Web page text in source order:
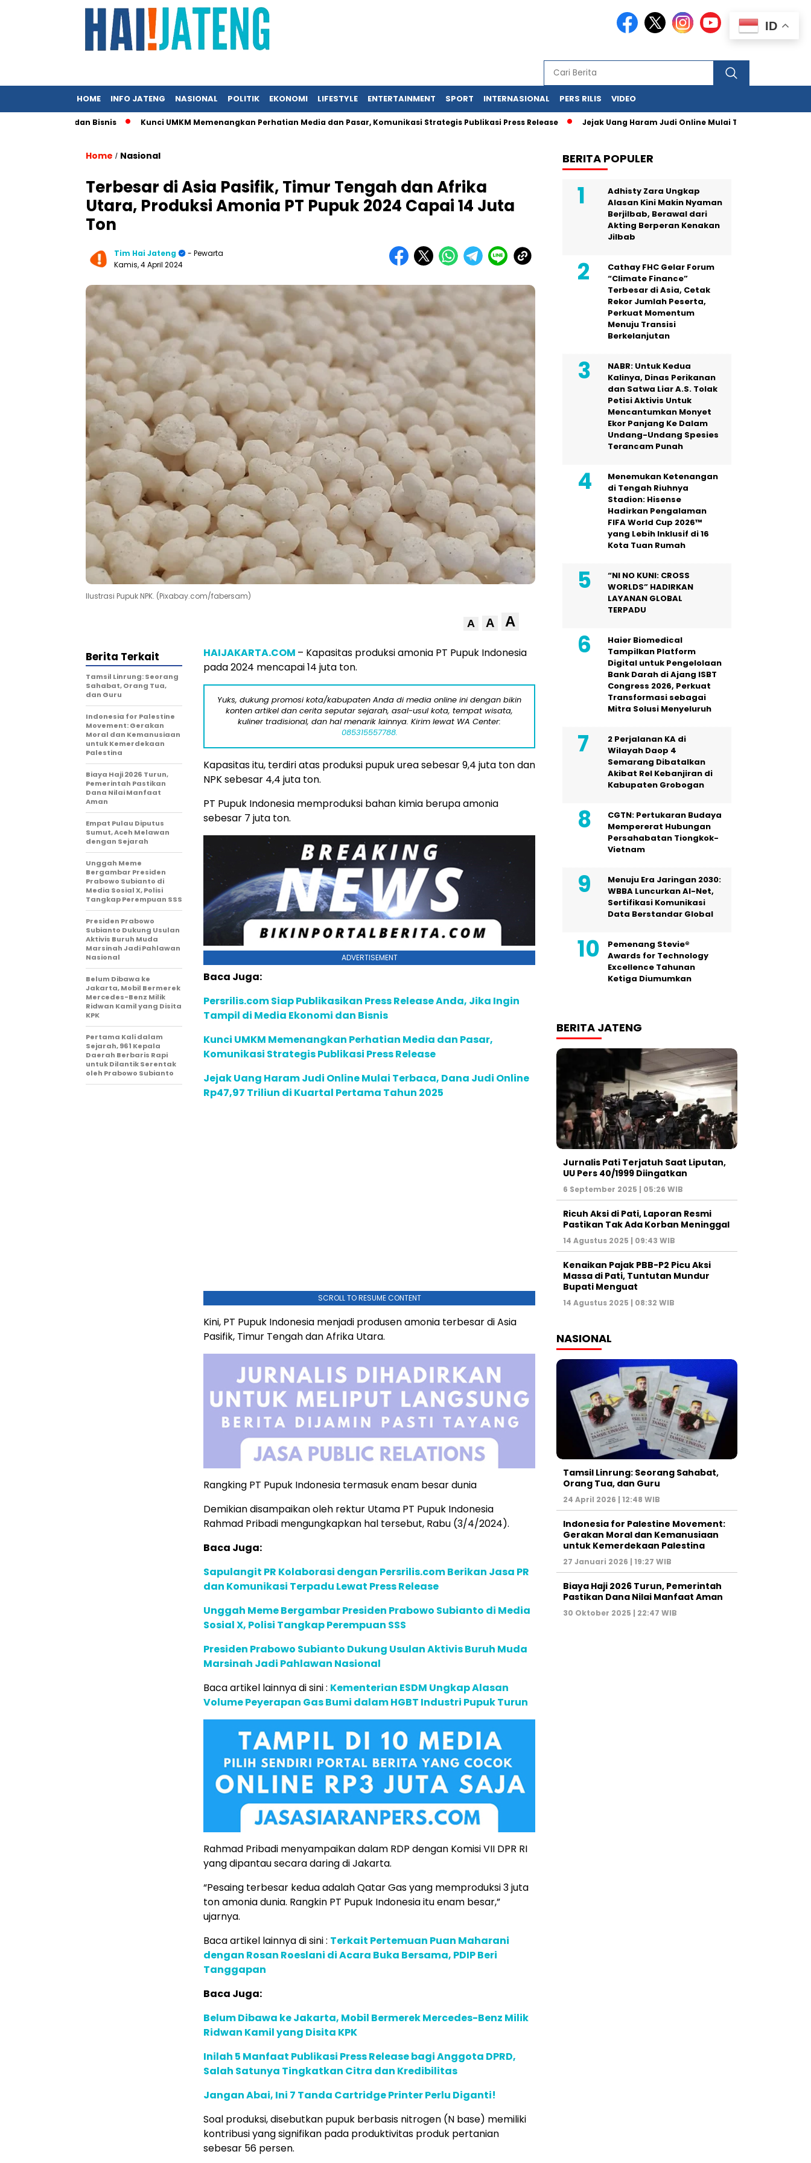
HOME INFO JATENG NASIONAL POLITIK EKONOMI LIFESTYLE ENTERTAINMENT SPORT INTERNASIONAL PERS RILIS VIDEO
dan Bisnis Kunci UMKM Memenangkan Perhatian Media dan Pasar, Komunikasi Strategis Publikasi Press Release Jejak Uang Haram Judi Online Mulai Terbaca, Dana Judi Online
Home / Nasional
Terbesar di Asia Pasifik, Timur Tengah dan Afrika
Utara, Produksi Amonia PT Pupuk 2024 Capai 14 Juta
Ton
Tim Hai Jateng
- Pewarta
Kamis, 4 April 2024
Ilustrasi Pupuk NPK. (Pixabay.com/fabersam)
A A A
HAIJAKARTA.COM – Kapasitas produksi amonia PT Pupuk Indonesia
pada 2024 mencapai 14 juta ton.
Yuks, dukung promosi kota/kabupaten Anda di media online ini dengan bikin
konten artikel dan cerita seputar sejarah, asal-usul kota, tempat wisata,
kuliner tradisional, dan hal menarik lainnya. Kirim lewat WA Center:
085315557788.
Kapasitas itu, terdiri atas produksi pupuk urea sebesar 9,4 juta ton dan
NPK sebesar 4,4 juta ton.
PT Pupuk Indonesia memproduksi bahan kimia berupa amonia
sebesar 7 juta ton.
ADVERTISEMENT
Baca Juga:
Persrilis.com Siap Publikasikan Press Release Anda, Jika Ingin
Tampil di Media Ekonomi dan Bisnis
Kunci UMKM Memenangkan Perhatian Media dan Pasar,
Komunikasi Strategis Publikasi Press Release
Jejak Uang Haram Judi Online Mulai Terbaca, Dana Judi Online
Rp47,97 Triliun di Kuartal Pertama Tahun 2025
SCROLL TO RESUME CONTENT
Kini, PT Pupuk Indonesia menjadi produsen amonia terbesar di Asia
Pasifik, Timur Tengah dan Afrika Utara.
Rangking PT Pupuk Indonesia termasuk enam besar dunia
Demikian disampaikan oleh rektur Utama PT Pupuk Indonesia
Rahmad Pribadi mengungkapkan hal tersebut, Rabu (3/4/2024).
Baca Juga:
Sapulangit PR Kolaborasi dengan Persrilis.com Berikan Jasa PR
dan Komunikasi Terpadu Lewat Press Release
Unggah Meme Bergambar Presiden Prabowo Subianto di Media
Sosial X, Polisi Tangkap Perempuan SSS
Presiden Prabowo Subianto Dukung Usulan Aktivis Buruh Muda
Marsinah Jadi Pahlawan Nasional
Baca artikel lainnya di sini : Kementerian ESDM Ungkap Alasan
Volume Peyerapan Gas Bumi dalam HGBT Industri Pupuk Turun
Rahmad Pribadi menyampaikan dalam RDP dengan Komisi VII DPR RI
yang dipantau secara daring di Jakarta.
“Pesaing terbesar kedua adalah Qatar Gas yang memproduksi 3 juta
ton amonia dunia. Rangkin PT Pupuk Indonesia itu enam besar,”
ujarnya.
Baca artikel lainnya di sini : Terkait Pertemuan Puan Maharani
dengan Rosan Roeslani di Acara Buka Bersama, PDIP Beri
Tanggapan
Baca Juga:
Belum Dibawa ke Jakarta, Mobil Bermerek Mercedes-Benz Milik
Ridwan Kamil yang Disita KPK
Inilah 5 Manfaat Publikasi Press Release bagi Anggota DPRD,
Salah Satunya Tingkatkan Citra dan Kredibilitas
Jangan Abai, Ini 7 Tanda Cartridge Printer Perlu Diganti!
Soal produksi, disebutkan pupuk berbasis nitrogen (N base) memiliki
kontribusi yang signifikan pada produktivitas produk pertanian
sebesar 56 persen.
Berita Terkait
Tamsil Linrung: Seorang
Sahabat, Orang Tua,
dan Guru
Indonesia for Palestine
Movement: Gerakan
Moral dan Kemanusiaan
untuk Kemerdekaan
Palestina
Biaya Haji 2026 Turun,
Pemerintah Pastikan
Dana Nilai Manfaat
Aman
Empat Pulau Diputus
Sumut, Aceh Melawan
dengan Sejarah
Unggah Meme
Bergambar Presiden
Prabowo Subianto di
Media Sosial X, Polisi
Tangkap Perempuan SSS
Presiden Prabowo
Subianto Dukung Usulan
Aktivis Buruh Muda
Marsinah Jadi Pahlawan
Nasional
Belum Dibawa ke
Jakarta, Mobil Bermerek
Mercedes-Benz Milik
Ridwan Kamil yang Disita
KPK
Pertama Kali dalam
Sejarah, 961 Kepala
Daerah Berbaris Rapi
untuk Dilantik Serentak
oleh Prabowo Subianto
BERITA POPULER
Adhisty Zara Ungkap
Alasan Kini Makin Nyaman
Berjilbab, Berawal dari
Akting Berperan Kenakan
Jilbab
Cathay FHC Gelar Forum
“Climate Finance”
Terbesar di Asia, Cetak
Rekor Jumlah Peserta,
Perkuat Momentum
Menuju Transisi
Berkelanjutan
NABR: Untuk Kedua
Kalinya, Dinas Perikanan
dan Satwa Liar A.S. Tolak
Petisi Aktivis Untuk
Mencantumkan Monyet
Ekor Panjang Ke Dalam
Undang-Undang Spesies
Terancam Punah
Menemukan Ketenangan
di Tengah Riuhnya
Stadion: Hisense
Hadirkan Pengalaman
FIFA World Cup 2026™
yang Lebih Inklusif di 16
Kota Tuan Rumah
“NI NO KUNI: CROSS
WORLDS” HADIRKAN
LAYANAN GLOBAL
TERPADU
Haier Biomedical
Tampilkan Platform
Digital untuk Pengelolaan
Bank Darah di Ajang ISBT
Congress 2026, Perkuat
Transformasi sebagai
Mitra Solusi Menyeluruh
2 Perjalanan KA di
Wilayah Daop 4
Semarang Dibatalkan
Akibat Rel Kebanjiran di
Kabupaten Grobogan
CGTN: Pertukaran Budaya
Mempererat Hubungan
Persahabatan Tiongkok-
Vietnam
Menuju Era Jaringan 2030:
WBBA Luncurkan AI-Net,
Sertifikasi Komunikasi
Data Berstandar Global
Pemenang Stevie®
Awards for Technology
Excellence Tahunan
Ketiga Diumumkan
BERITA JATENG
Jurnalis Pati Terjatuh Saat Liputan,
UU Pers 40/1999 Diingatkan
6 September 2025 | 05:26 WIB
Ricuh Aksi di Pati, Laporan Resmi
Pastikan Tak Ada Korban Meninggal
14 Agustus 2025 | 09:43 WIB
Kenaikan Pajak PBB-P2 Picu Aksi
Massa di Pati, Tuntutan Mundur
Bupati Menguat
14 Agustus 2025 | 08:32 WIB
NASIONAL
Tamsil Linrung: Seorang Sahabat,
Orang Tua, dan Guru
24 April 2026 | 12:48 WIB
Indonesia for Palestine Movement:
Gerakan Moral dan Kemanusiaan
untuk Kemerdekaan Palestina
27 Januari 2026 | 19:27 WIB
Biaya Haji 2026 Turun, Pemerintah
Pastikan Dana Nilai Manfaat Aman
30 Oktober 2025 | 22:47 WIB
ID